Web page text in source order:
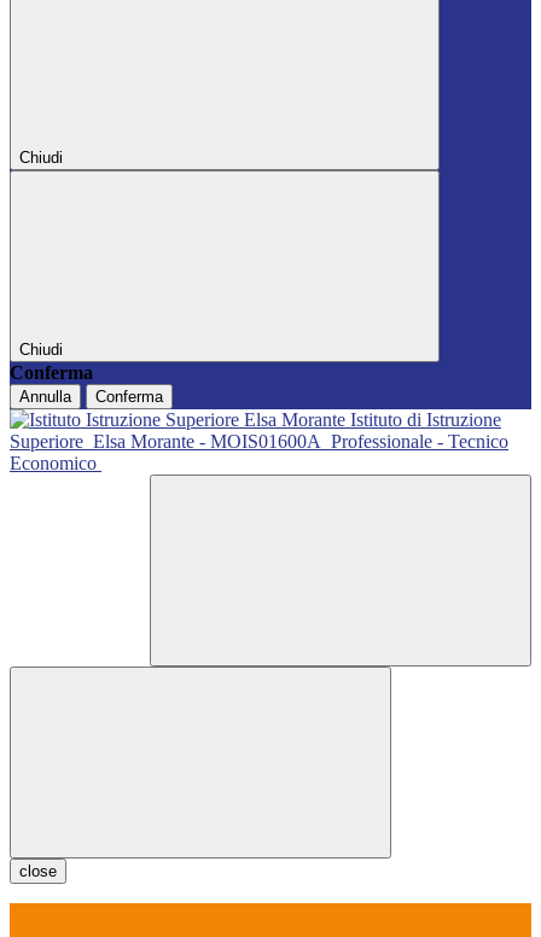
Chiudi
Chiudi
Conferma
Annulla Conferma
Istituto di Istruzione
Superiore Elsa Morante - MOIS01600A Professionale - Tecnico
Economico
close